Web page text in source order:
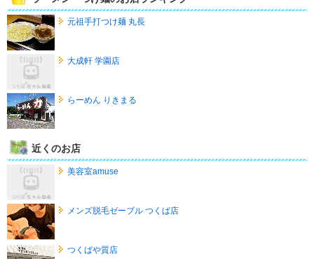
元祖手打つけ麺 丸長
大成軒 学園店
らーめん りきまる
近くのお店
美容室amuse
メンズ脱毛ゼーブル つくば店
つくばや質店